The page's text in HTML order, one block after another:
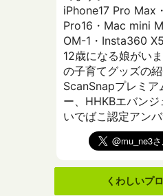
iPhone17 Pro Max
Pro16・Mac mini
OM-1・Insta360 X5
12歳になる娘がい
の子育てグッズの紹
ScanSnapプレミア
ー、HHKBエバン
いでばこ認定アンバ
くわしいプ